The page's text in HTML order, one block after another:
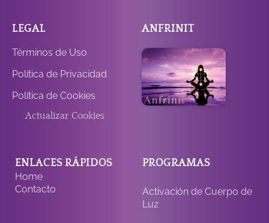
LEGAL
Términos de Uso
Política de Privacidad
Política de Cookies
Actualizar Cookies
ANFRINIT
ENLACES RÁPIDOS
Home
Contacto
PROGRAMAS
Activación de Cuerpo de
Luz